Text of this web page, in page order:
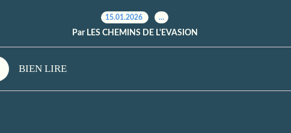
15.01.2026 …
Par LES CHEMINS DE L'EVASION
BIEN LIRE